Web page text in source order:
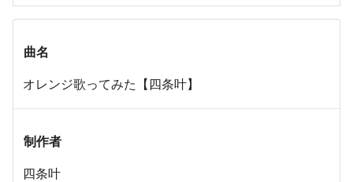
曲名
オレンジ歌ってみた【四条叶】
制作者
四条叶